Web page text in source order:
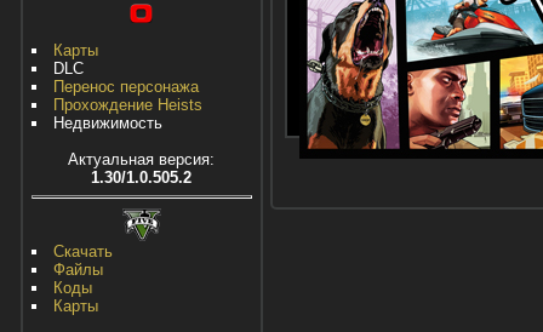
Карты
DLC
Перенос персонажа
Прохождение Heists
Недвижимость
Актуальная версия:
1.30/1.0.505.2
Скачать
Файлы
Коды
Карты